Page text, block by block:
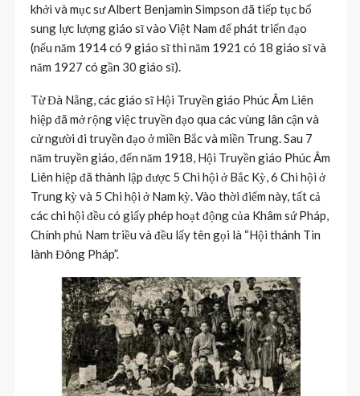
khởi và mục sư Albert Benjamin Simpson đã tiếp tục bổ
sung lực lượng giáo sĩ vào Việt Nam để phát triển đạo
(nếu năm 1914 có 9 giáo sĩ thì năm 1921 có 18 giáo sĩ và
năm 1927 có gần 30 giáo sĩ).
Từ Đà Nẵng, các giáo sĩ Hội Truyền giáo Phúc Âm Liên
hiệp đã mở rộng việc truyền đạo qua các vùng lân cận và
cử người đi truyền đạo ở miền Bắc và miền Trung. Sau 7
năm truyền giáo, đến năm 1918, Hội Truyền giáo Phúc Âm
Liên hiệp đã thành lập được 5 Chi hội ở Bắc Kỳ, 6 Chi hội ở
Trung kỳ và 5 Chi hội ở Nam kỳ. Vào thời điểm này, tất cả
các chi hội đều có giấy phép hoạt động của Khâm sứ Pháp,
Chính phủ Nam triều và đều lấy tên gọi là “Hội thánh Tin
lành Đông Pháp”.